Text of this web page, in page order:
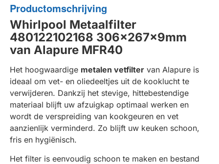
Productomschrijving
Whirlpool Metaalfilter
480122102168 306x267x9mm
van Alapure MFR40
Het hoogwaardige metalen vetfilter van Alapure is
ideaal om vet- en oliedeeltjes uit de kooklucht te
verwijderen. Dankzij het stevige, hittebestendige
materiaal blijft uw afzuigkap optimaal werken en
wordt de verspreiding van kookgeuren en vet
aanzienlijk verminderd. Zo blijft uw keuken schoon,
fris en hygiënisch.
Het filter is eenvoudig schoon te maken en bestand